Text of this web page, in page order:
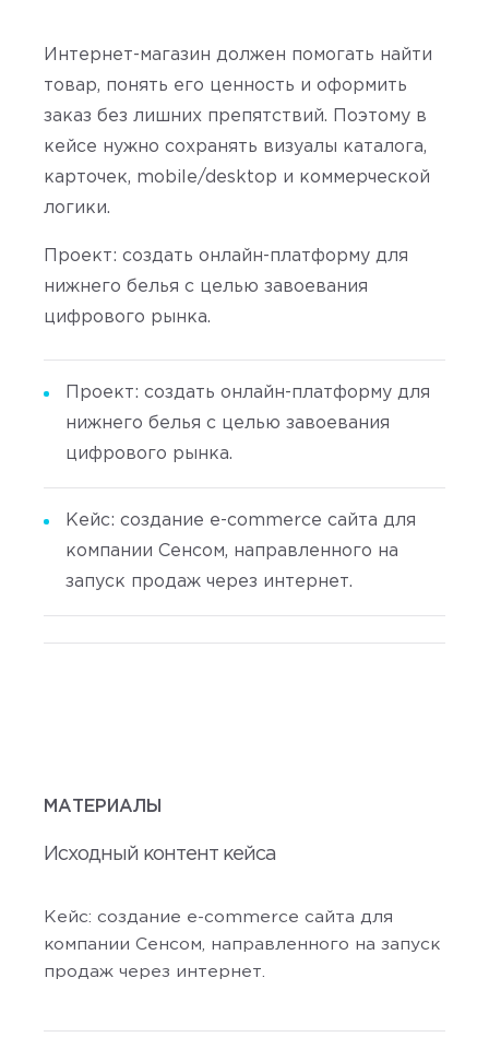
Интернет-магазин должен помогать найти
товар, понять его ценность и оформить
заказ без лишних препятствий. Поэтому в
кейсе нужно сохранять визуалы каталога,
карточек, mobile/desktop и коммерческой
логики.
Проект: создать онлайн-платформу для
нижнего белья с целью завоевания
цифрового рынка.
Проект: создать онлайн-платформу для
нижнего белья с целью завоевания
цифрового рынка.
Кейс: создание e-commerce сайта для
компании Сенсом, направленного на
запуск продаж через интернет.
МАТЕРИАЛЫ
Исходный контент кейса
Кейс: создание e-commerce сайта для
компании Сенсом, направленного на запуск
продаж через интернет.